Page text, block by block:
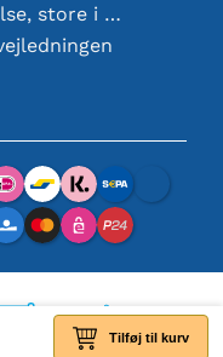
Tilføj til kurv
18650 Batterier: Små i størrelse, store i ydeevne